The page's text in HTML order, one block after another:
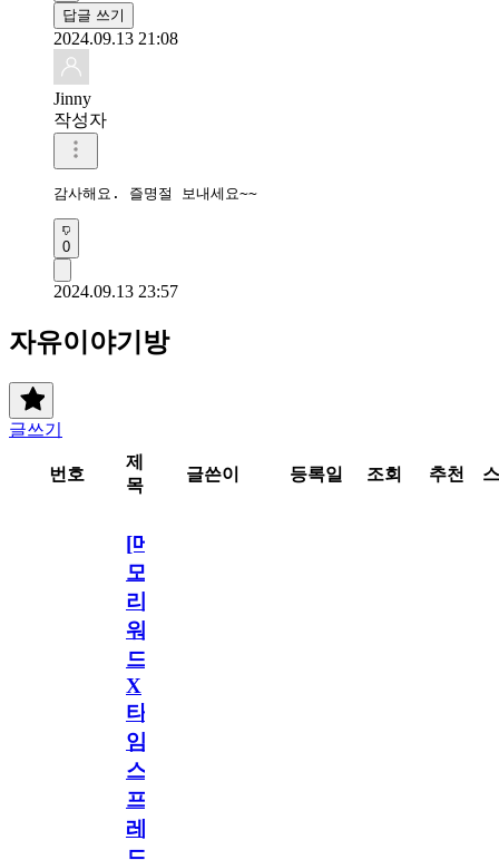
답글 쓰기
2024.09.13 21:08
Jinny
작성자
감사해요. 즐명절 보내세요~~
0
2024.09.13 23:57
자유이야기방
글쓰기
번호
제
목
글쓴이 등록일 조회 추천
[메
모
리
워
드
X
타
임
스
프
레